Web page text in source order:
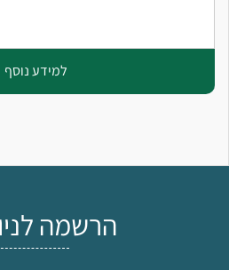
למידע נוסף
הרשמה